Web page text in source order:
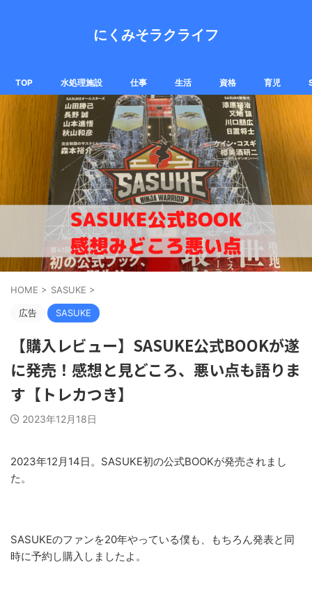
にくみそラクライフ
TOP 水処理施設 仕事 生活 資格 育児
HOME > SASUKE >
広告 SASUKE
【購入レビュー】SASUKE公式BOOKが遂
に発売！感想と見どころ、悪い点も語りま
す【トレカつき】
2023年12月18日
2023年12月14日。SASUKE初の公式BOOKが発売されまし
た。
SASUKEのファンを20年やっている僕も、もちろん発表と同
時に予約し購入しましたよ。